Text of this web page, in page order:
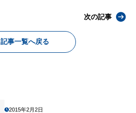
記事一覧へ戻る
次の記事
2015年2月2日